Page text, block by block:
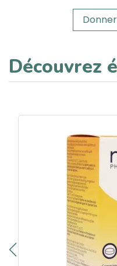
Découvrez